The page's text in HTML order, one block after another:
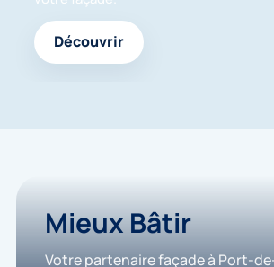
Découvrir
Mieux Bâtir
Votre partenaire façade à Port-